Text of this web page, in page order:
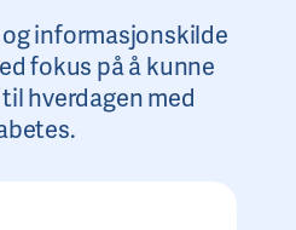
informasjonskilde
fokus på å kunne
hverdagen med